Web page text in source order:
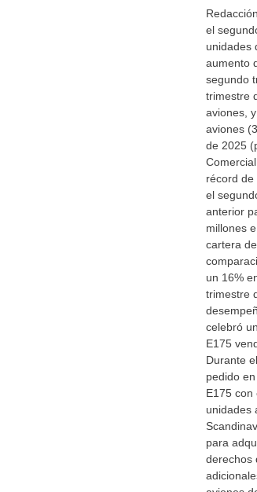
el
unidades
aumento
segundo
trimestre
aviones,
aviones
de 2025
récord de
el
anterior
millones
cartera
un 16%
trimestre
celebró
E175
Durante
pedido
E175
unidades
para
derechos